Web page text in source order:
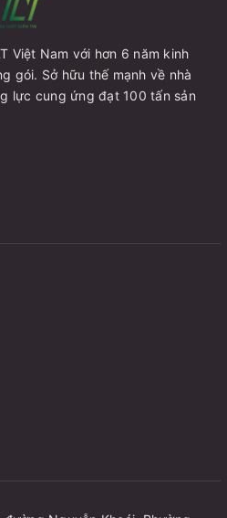
Việt Nam với hơn 6 năm kinh
gói. Sở hữu thế mạnh về nhà
lực cung ứng đạt 100 tấn sản